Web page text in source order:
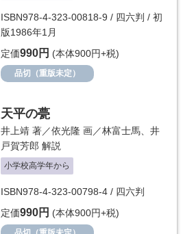
ISBN978-4-323-00818-9 / 四六判 / 初
版1986年1月
定価990円 (本体900円+税)
品切（重版未定）
天平の甍
井上靖 著／依光隆 画／林富士馬
井
戸賀芳郎 解説
小学校高学年から
ISBN978-4-323-00798-4 / 四六判
定価990円 (本体900円+税)